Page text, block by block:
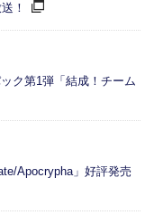
！
ク第1弾「結成！チーム
Apocrypha」好評発売